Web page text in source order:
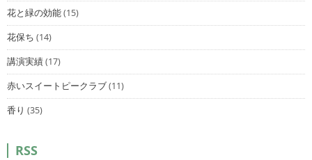
花と緑の効能(15)
花保ち (14)
講演実績(17)
赤いスイートピークラブ(11)
香り (35)
RSS